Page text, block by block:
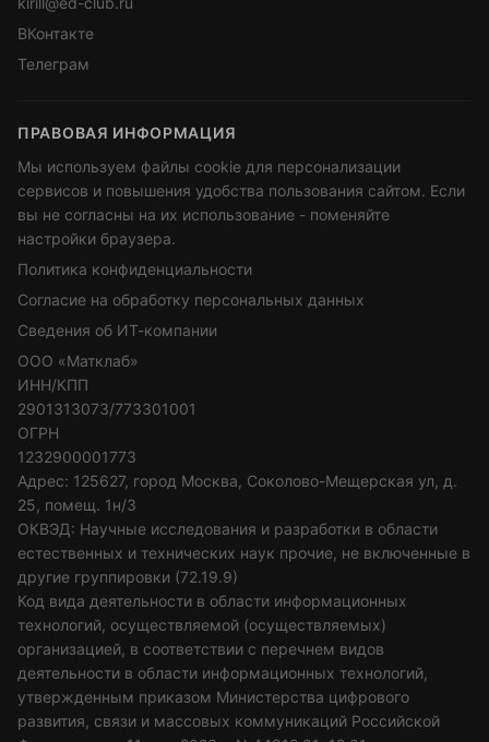
ВКонтакте
Телеграм
ПРАВОВАЯ ИНФОРМАЦИЯ
Мы используем файлы cookie для персонализации
сервисов и повышения удобства пользования сайтом. Если
вы не согласны на их использование - поменяйте
настройки браузера.
Политика конфиденциальности
Согласие на обработку персональных данных
Сведения об ИТ-компании
ООО «Матклаб»
ИНН/КПП
2901313073/773301001
ОГРН
1232900001773
Адрес: 125627, город Москва, Соколово-Мещерская ул, д.
25, помещ. 1н/3
ОКВЭД: Научные исследования и разработки в области
естественных и технических наук прочие, не включенные в
другие группировки (72.19.9)
Код вида деятельности в области информационных
технологий, осуществляемой (осуществляемых)
организацией, в соответствии с перечнем видов
деятельности в области информационных технологий,
утвержденным приказом Министерства цифрового
развития, связи и массовых коммуникаций Российской